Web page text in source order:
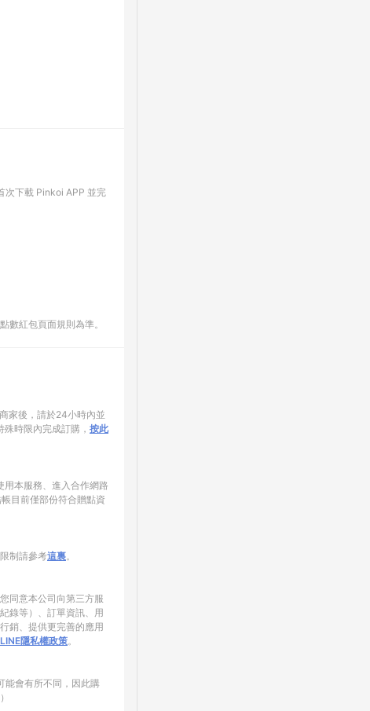
次下載 Pinkoi APP 並完
數紅包頁面規則為準。
家後，請於24小時內並
時限內完成訂購， 按此
用本服務、進入合作網路
目前僅部份符合贈點資
制請參考這裏。
同意本公司向第三方服
錄等）、訂單資訊、用
銷、提供更完善的應用
LINE隱私權政策。
能會有所不同，因此購